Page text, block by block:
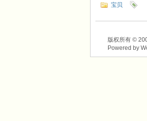
宝贝
版权所有 ©
Powered by